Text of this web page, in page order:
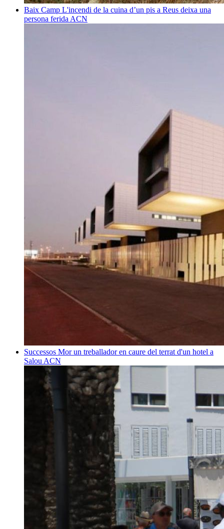
Baix Camp L'incendi de la cuina d’un pis a Reus deixa una
persona ferida ACN
Successos Mor un treballador en caure del terrat d'un hotel a
Salou ACN